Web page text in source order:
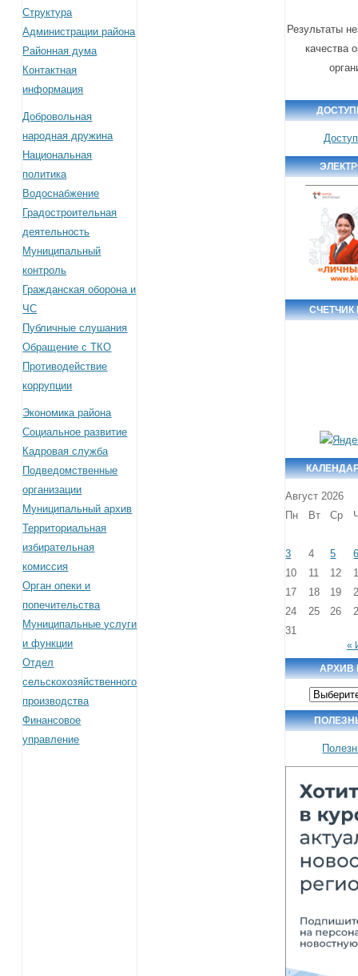
Структура
Администрации района
Районная дума
Контактная
информация
Добровольная
народная дружина
Национальная
политика
Водоснабжение
Градостроительная
деятельность
Муниципальный
контроль
Гражданская оборона и
ЧС
Публичные слушания
Обращение с ТКО
Противодействие
коррупции
Экономика района
Социальное развитие
Кадровая служба
Подведомственные
организации
Муниципальный архив
Территориальная
избирательная
комиссия
Орган опеки и
попечительства
Муниципальные услуги
и функции
Отдел
сельскохозяйственного
производства
Финансовое
управление
Результаты
качества
Август 2026
Пн
Вт Ср
3 4 5
10
11 12
17
18 19
24
25 26
31
«
АРХИВ
Архив
новостей